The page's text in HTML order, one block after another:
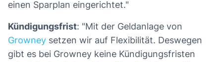
einen Sparplan eingerichtet."
Kündigungsfrist: "Mit der Geldanlage von
Growney setzen wir auf Flexibilität. Deswegen
gibt es bei Growney keine Kündigungsfristen